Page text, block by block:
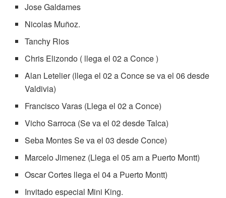
Jose Galdames
Nicolas Muñoz.
Tanchy Rios
Chris Elizondo ( llega el 02 a Conce )
Alan Letelier (llega el 02 a Conce se va el 06 desde
Valdivia)
Francisco Varas (Llega el 02 a Conce)
Vicho Sarroca (Se va el 02 desde Talca)
Seba Montes Se va el 03 desde Conce)
Marcelo Jimenez (Llega el 05 am a Puerto Montt)
Oscar Cortes llega el 04 a Puerto Montt)
Invitado especial Mini King.